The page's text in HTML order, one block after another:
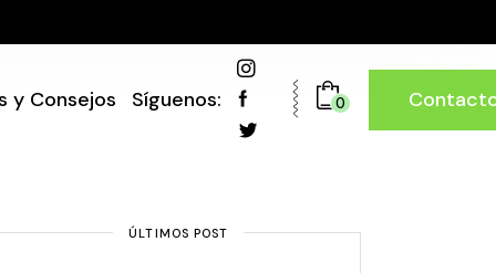
y Consejos Síguenos: 0
ÚLTIMOS POST